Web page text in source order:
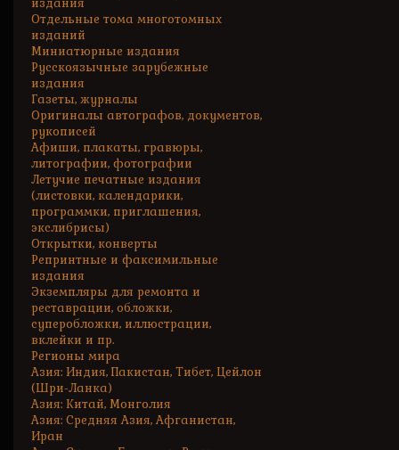
издания
Отдельные тома многотомных
изданий
Миниатюрные издания
Русскоязычные зарубежные
издания
Газеты, журналы
Оригиналы автографов, документов,
рукописей
Афиши, плакаты, гравюры,
литографии, фотографии
Летучие печатные издания
(листовки, календарики,
программки, приглашения,
экслибрисы)
Открытки, конверты
Репринтные и факсимильные
издания
Экземпляры для ремонта и
реставрации, обложки,
суперобложки, иллюстрации,
вклейки и пр.
Регионы мира
Азия: Индия, Пакистан, Тибет, Цейлон
(Шри-Ланка)
Азия: Китай, Монголия
Азия: Средняя Азия, Афганистан,
Иран